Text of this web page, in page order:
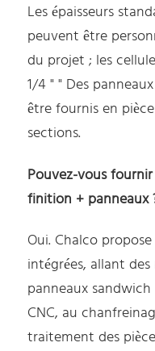
Les épaisseurs
peuvent être
du projet ; les
1/4 " " Des
être fournis en
sections.
Pouvez-vous
finition + panneaux
Oui. Chalco
intégrées, allant
panneaux
CNC, au
traitement des